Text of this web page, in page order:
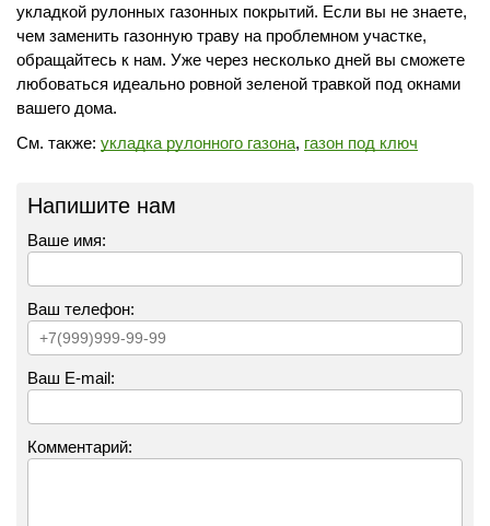
укладкой рулонных газонных покрытий. Если вы не знаете,
чем заменить газонную траву на проблемном участке,
обращайтесь к нам. Уже через несколько дней вы сможете
любоваться идеально ровной зеленой травкой под окнами
вашего дома.
См. также: укладка рулонного газона, газон под ключ
Напишите нам
Ваше имя:
Ваш телефон:
Ваш E-mail:
Комментарий: